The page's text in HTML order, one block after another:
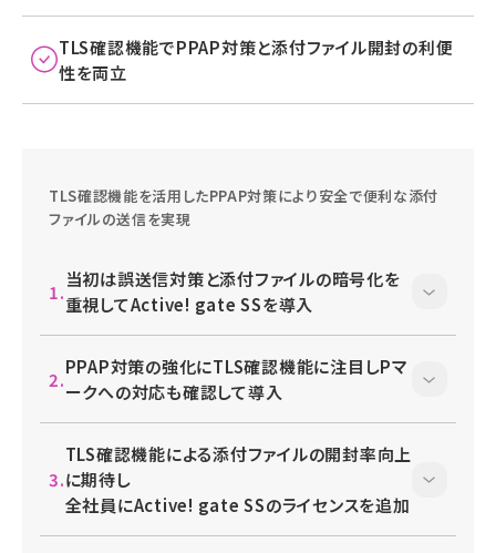
TLS確認機能でPPAP対策と添付ファイル開封の利便
性を両立
TLS確認機能を活用したPPAP対策により安全で便利な添付
ファイルの送信を実現
当初は誤送信対策と添付ファイルの暗号化を
重視してActive! gate SSを導入
PPAP対策の強化にTLS確認機能に注目しPマ
ークへの対応も確認して導入
TLS確認機能による添付ファイルの開封率向上
に期待し
全社員にActive! gate SSのライセンスを追加